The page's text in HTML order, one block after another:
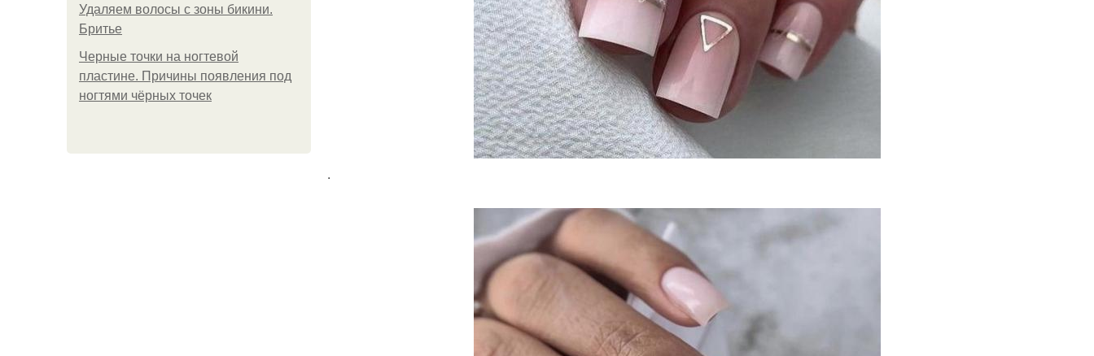
Удаляем волосы с зоны бикини.
Бритье
Черные точки на ногтевой
пластине. Причины появления под
ногтями чёрных точек
.